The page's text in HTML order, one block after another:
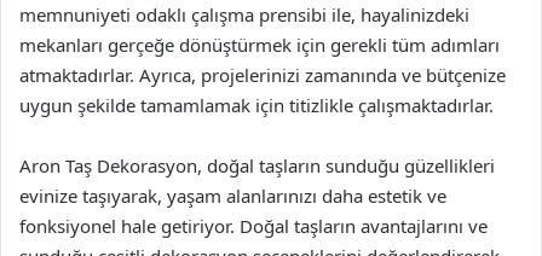
memnuniyeti odaklı çalışma prensibi ile, hayalinizdeki
mekanları gerçeğe dönüştürmek için gerekli tüm adımları
atmaktadırlar. Ayrıca, projelerinizi zamanında ve bütçenize
uygun şekilde tamamlamak için titizlikle çalışmaktadırlar.
Aron Taş Dekorasyon, doğal taşların sunduğu güzellikleri
evinize taşıyarak, yaşam alanlarınızı daha estetik ve
fonksiyonel hale getiriyor. Doğal taşların avantajlarını ve